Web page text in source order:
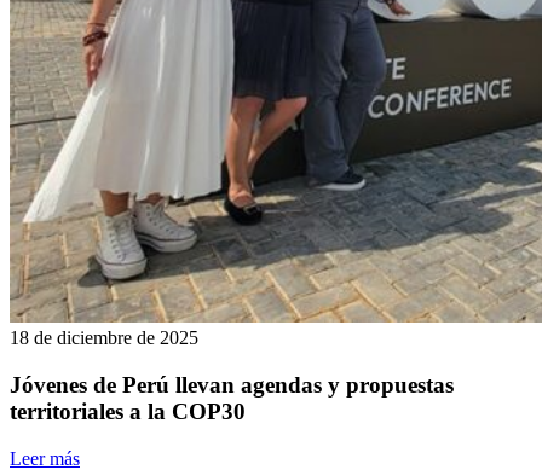
18 de diciembre de 2025
Jóvenes de Perú llevan agendas y propuestas
territoriales a la COP30
Leer más